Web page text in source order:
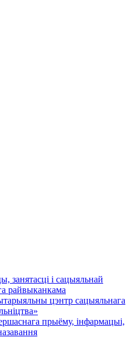
занятасці і сацыяльнай
райвыканкама
цэнтр сацыяльнага
прыёму, інфармацыі,